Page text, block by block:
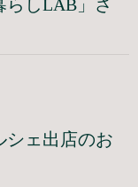
らしLAB」さ
シェ出店のお